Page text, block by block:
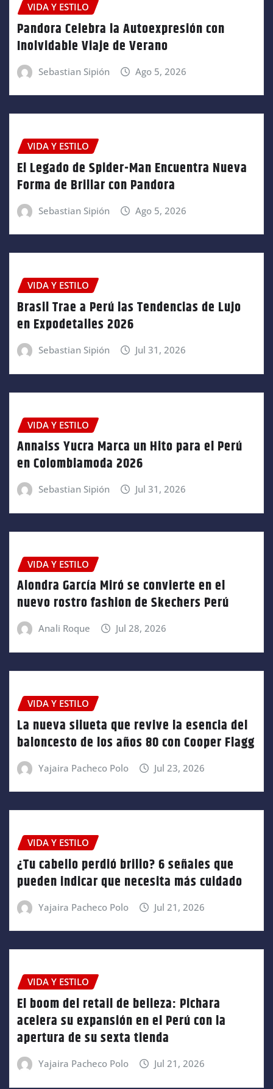
VIDA Y ESTILO
Pandora Celebra la Autoexpresión con
Inolvidable Viaje de Verano
Sebastian Sipión Ago 5, 2026
VIDA Y ESTILO
El Legado de Spider-Man Encuentra Nueva
Forma de Brillar con Pandora
Sebastian Sipión Ago 5, 2026
VIDA Y ESTILO
Brasil Trae a Perú las Tendencias de Lujo
en Expodetalles 2026
Sebastian Sipión Jul 31, 2026
VIDA Y ESTILO
Annaiss Yucra Marca un Hito para el Perú
en Colombiamoda 2026
Sebastian Sipión Jul 31, 2026
VIDA Y ESTILO
Alondra García Miró se convierte en el
nuevo rostro fashion de Skechers Perú
Anali Roque Jul 28, 2026
VIDA Y ESTILO
La nueva silueta que revive la esencia del
baloncesto de los años 80 con Cooper Flagg
Yajaira Pacheco Polo Jul 23, 2026
VIDA Y ESTILO
¿Tu cabello perdió brillo? 6 señales que
pueden indicar que necesita más cuidado
Yajaira Pacheco Polo Jul 21, 2026
VIDA Y ESTILO
El boom del retail de belleza: Pichara
acelera su expansión en el Perú con la
apertura de su sexta tienda
Yajaira Pacheco Polo Jul 21, 2026